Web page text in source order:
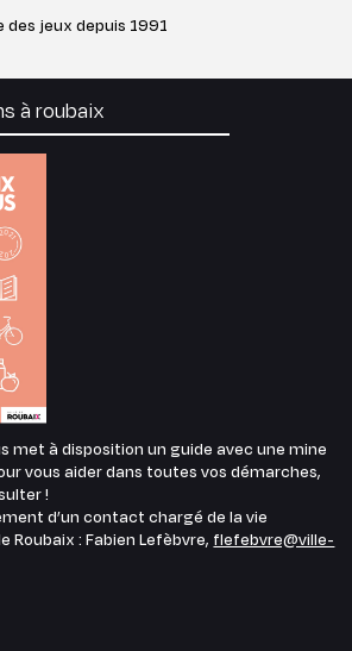
des jeux depuis 1991
à roubaix
met à disposition un guide avec une mine
vous aider dans toutes vos démarches,
!
d’un contact chargé de la vie
Roubaix : Fabien Lefèbvre, flefebvre@ville-